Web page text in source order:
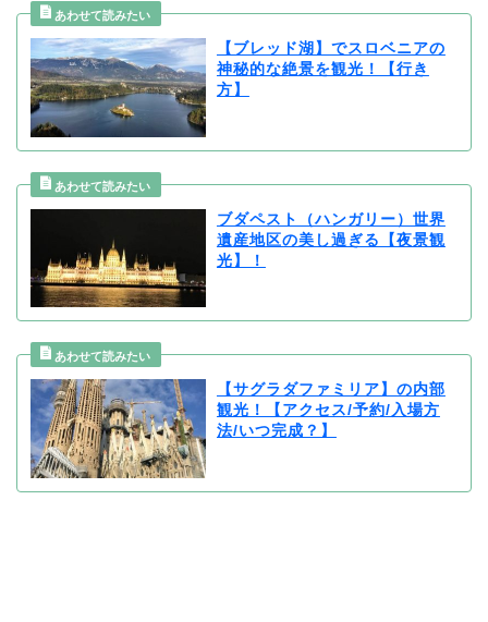
【ブレッド湖】でスロベニアの
神秘的な絶景を観光！【行き
方】
ブダペスト（ハンガリー）世界
遺産地区の美し過ぎる【夜景観
光】！
【サグラダファミリア】の内部
観光！【アクセス/予約/入場方
法/いつ完成？】